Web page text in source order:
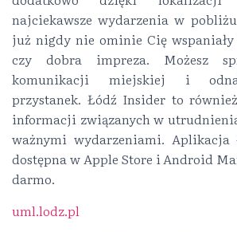
najciekawsze wydarzenia w
już nigdy nie ominie Cię
czy dobra impreza. Możesz
komunikacji miejskiej i
przystanek. Łódź Insider to
informacji związanych w
ważnymi wydarzeniami.
dostępna w Apple Store i Android
darmo.
uml.lodz.pl